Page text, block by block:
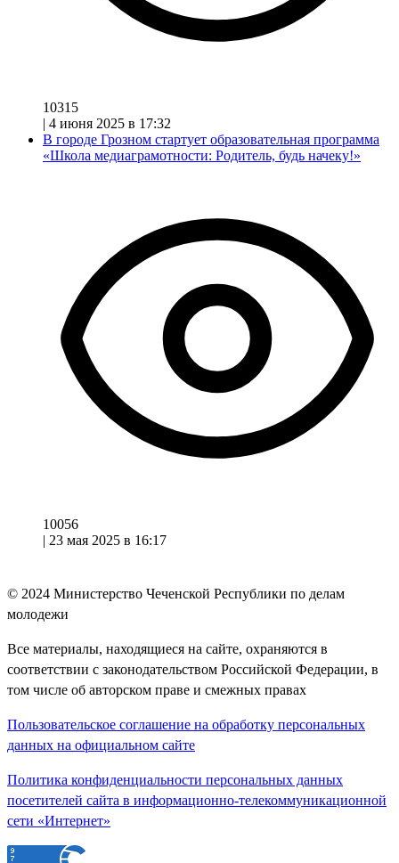
10315
| 4 июня 2025 в 17:32
В городе Грозном стартует образовательная программа
«Школа медиаграмотности: Родитель, будь начеку!»
10056
| 23 мая 2025 в 16:17
© 2024 Министерство Чеченской Республики по делам
молодежи
Все материалы, находящиеся на сайте, охраняются в
соответствии с законодательством Российской Федерации, в
том числе об авторском праве и смежных правах
Пользовательское соглашение на обработку персональных
данных на официальном сайте
Политика конфиденциальности персональных данных
посетителей сайта в информационно-телекоммуникационной
сети «Интернет»